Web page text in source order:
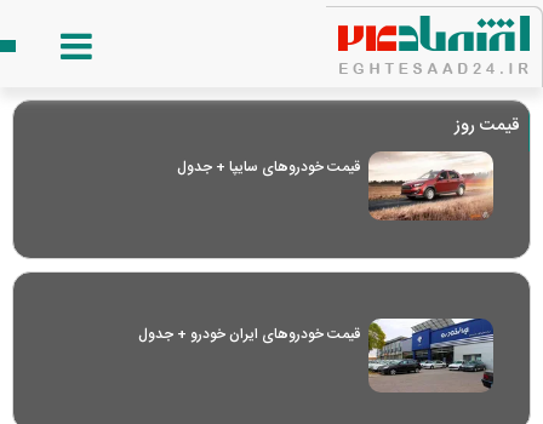
قیمت روز
قیمت خودرو‌های سایپا + جدول
قیمت خودرو‌های ایران خودرو + جدول